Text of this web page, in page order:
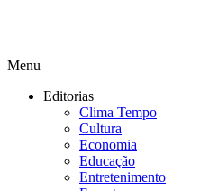
Menu
Editorias
Clima Tempo
Cultura
Economia
Educação
Entretenimento